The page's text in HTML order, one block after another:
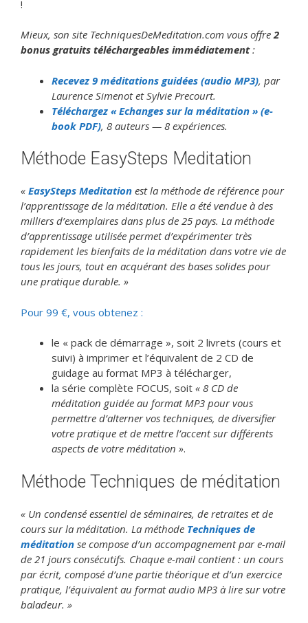
!
Mieux, son site TechniquesDeMeditation.com vous offre2
bonus gratuits téléchargeables immédiatement:
Recevez 9 méditations guidées (audio MP3), par
Laurence Simenot et Sylvie Precourt.
Téléchargez « Echanges sur la méditation » (e-
book PDF), 8 auteurs — 8 expériences.
Méthode EasySteps Meditation
« EasySteps Meditation est la méthode de référence pour
l’apprentissage de la méditation. Elle a été vendue à des
milliers d’exemplaires dans plus de 25 pays. La méthode
d’apprentissage utilisée permet d’expérimenter très
rapidement les bienfaits de la méditation dans votre vie de
tous les jours, tout en acquérant des bases solides pour
une pratique durable. »
Pour 99 €, vous obtenez :
le « pack de démarrage », soit 2 livrets (cours et
suivi) à imprimer et l’équivalent de 2 CD de
guidage au format MP3 à télécharger,
la série complète FOCUS, soit « 8 CD de
méditation guidée au format MP3 pour vous
permettre d’alterner vos techniques, de diversifier
votre pratique et de mettre l’accent sur différents
aspects de votre méditation ».
Méthode Techniques de méditation
« Un condensé essentiel de séminaires, de retraites et de
cours sur la méditation. La méthode Techniques de
méditation se compose d’un accompagnement par e-mail
de 21 jours consécutifs. Chaque e-mail contient : un cours
par écrit, composé d’une partie théorique et d’un exercice
pratique, l’équivalent au format audio MP3 à lire sur votre
baladeur. »